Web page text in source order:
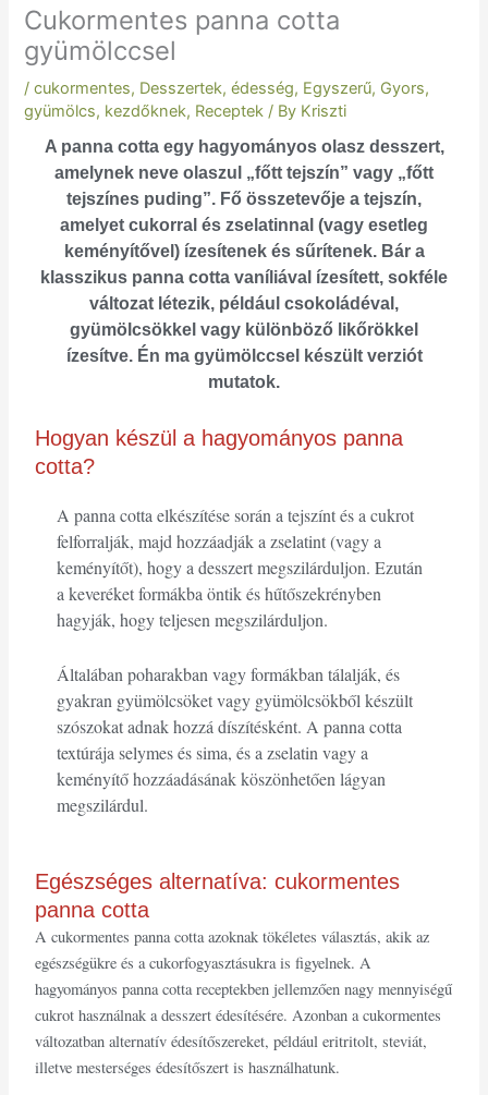
Cukormentes panna cotta
gyümölccsel
/cukormentes, Desszertek,édesség, Egyszerű, Gyors,
gyümölcs, kezdőknek, Receptek / By Kriszti
A panna cotta egy hagyományos olasz desszert,
amelynek neve olaszul „főtt tejszín” vagy „főtt
tejszínes puding”. Fő összetevője a tejszín,
amelyet cukorral és zselatinnal (vagy esetleg
keményítővel) ízesítenek és sűrítenek. Bár a
klasszikus panna cotta vaníliával ízesített, sokféle
változat létezik, például csokoládéval,
gyümölcsökkel vagy különböző likőrökkel
ízesítve. Én ma gyümölccsel készült verziót
mutatok.
Hogyan készül a hagyományos panna
cotta?
A panna cotta elkészítése során a tejszínt és a cukrot
felforralják, majd hozzáadják a zselatint (vagy a
keményítőt), hogy a desszert megszilárduljon. Ezután
a keveréket formákba öntik és hűtőszekrényben
hagyják, hogy teljesen megszilárduljon.
Általában poharakban vagy formákban tálalják, és
gyakran gyümölcsöket vagy gyümölcsökből készült
szószokat adnak hozzá díszítésként. A panna cotta
textúrája selymes és sima, és a zselatin vagy a
keményítő hozzáadásának köszönhetően lágyan
megszilárdul.
Egészséges alternatíva: cukormentes
panna cotta
A cukormentes panna cotta azoknak tökéletes választás, akik az
egészségükre és a cukorfogyasztásukra is figyelnek. A
hagyományos panna cotta receptekben jellemzően nagy mennyiségű
cukrot használnak a desszert édesítésére. Azonban a cukormentes
változatban alternatív édesítőszereket, például eritritolt, steviát,
illetve mesterséges édesítőszert is használhatunk.